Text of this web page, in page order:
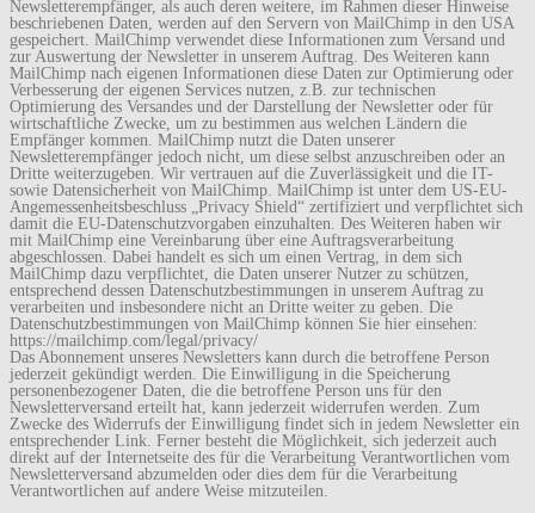
Newsletterempfänger, als auch deren weitere, im Rahmen dieser Hinweise
beschriebenen Daten, werden auf den Servern von MailChimp in den USA
gespeichert. MailChimp verwendet diese Informationen zum Versand und
zur Auswertung der Newsletter in unserem Auftrag. Des Weiteren kann
MailChimp nach eigenen Informationen diese Daten zur Optimierung oder
Verbesserung der eigenen Services nutzen, z.B. zur technischen
Optimierung des Versandes und der Darstellung der Newsletter oder für
wirtschaftliche Zwecke, um zu bestimmen aus welchen Ländern die
Empfänger kommen. MailChimp nutzt die Daten unserer
Newsletterempfänger jedoch nicht, um diese selbst anzuschreiben oder an
Dritte weiterzugeben. Wir vertrauen auf die Zuverlässigkeit und die IT-
sowie Datensicherheit von MailChimp. MailChimp ist unter dem US-EU-
Angemessenheitsbeschluss „Privacy Shield“ zertifiziert und verpflichtet sich
damit die EU-Datenschutzvorgaben einzuhalten. Des Weiteren haben wir
mit MailChimp eine Vereinbarung über eine Auftragsverarbeitung
abgeschlossen. Dabei handelt es sich um einen Vertrag, in dem sich
MailChimp dazu verpflichtet, die Daten unserer Nutzer zu schützen,
entsprechend dessen Datenschutzbestimmungen in unserem Auftrag zu
verarbeiten und insbesondere nicht an Dritte weiter zu geben. Die
Datenschutzbestimmungen von MailChimp können Sie hier einsehen:
https://mailchimp.com/legal/privacy/
Das Abonnement unseres Newsletters kann durch die betroffene Person
jederzeit gekündigt werden. Die Einwilligung in die Speicherung
personenbezogener Daten, die die betroffene Person uns für den
Newsletterversand erteilt hat, kann jederzeit widerrufen werden. Zum
Zwecke des Widerrufs der Einwilligung findet sich in jedem Newsletter ein
entsprechender Link. Ferner besteht die Möglichkeit, sich jederzeit auch
direkt auf der Internetseite des für die Verarbeitung Verantwortlichen vom
Newsletterversand abzumelden oder dies dem für die Verarbeitung
Verantwortlichen auf andere Weise mitzuteilen.